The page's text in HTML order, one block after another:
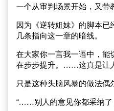
一个从审判场景开始，又带
因为《逆转姐妹》的脚本
几条指向这一章的暗线。
在大家你一言我一语中，能
在步步提升。……这真是让
只是这种头脑风暴的做法偶
“……别人的意见你都采纳